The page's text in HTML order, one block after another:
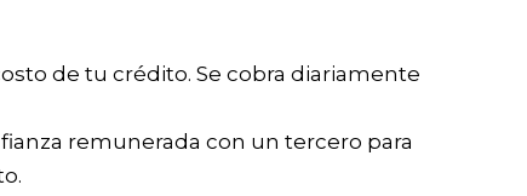
de tu crédito. Se cobra diariamente
remunerada con un tercero para